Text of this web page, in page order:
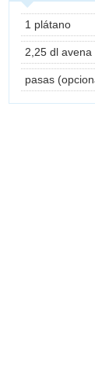
1 plátano
2,25 dl avena
pasas